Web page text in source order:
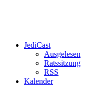
JediCast
Ausgelesen
Ratssitzung
RSS
Kalender